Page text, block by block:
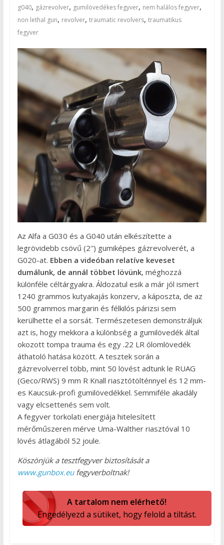
g040, gázrevolver, gumilövedékes fegyver, nem halálos fegyver,
non lethal gun, revolver, traumatic revolvers, traumatikus
fegyver
Az Alfa a G030 és a G040 után elkészítette a
legrövidebb csövű (2″) gumiképes gázrevolverét, a
G020-at. Ebben a videóban relatíve keveset
dumálunk, de annál többet lövünk, méghozzá
különféle céltárgyakra. Áldozatul esik a már jól ismert
1240 grammos kutyakajás konzerv, a káposzta, de az
500 grammos margarin és félkilós párizsi sem
kerülhette el a sorsát. Természetesen demonstráljuk
azt is, hogy mekkora a különbség a gumilövedék által
okozott tompa trauma és egy .22 LR ólomlövedék
áthatoló hatása között. A tesztek során a
gázrevolverrel több, mint 50 lövést adtunk le RUAG
(Geco/RWS) 9 mm R Knall riasztótölténnyel és 12 mm-
es Kaucsuk-profi gumilövedékkel. Semmiféle akadály
vagy elcsettenés sem volt.
A fegyver torkolati energiája hitelesített
mérőműszeren mérve Uma-Walther riasztóval 10
lövés átlagából 52 joule.
Köszönjük a tesztfegyver biztosítását a
www.gunbox.eufegyverboltnak!
A tartalom nem elérhető!
Engedélyezd a sütiket, hogy felold a tiltást.